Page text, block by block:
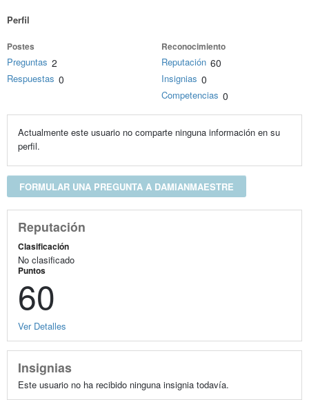
Perfil
Postes
Preguntas 2
Respuestas 0
Reconocimiento
Reputación 60
Insignias 0
Competencias 0
Actualmente este usuario no comparte ninguna información en su
perfil.
FORMULAR UNA PREGUNTA A DAMIANMAESTRE
Reputación
Clasificación
No clasificado
Puntos
60
Ver Detalles
Insignias
Este usuario no ha recibido ninguna insignia todavía.